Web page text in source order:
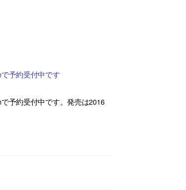
予約受付中です
予約受付中です。発売は2016